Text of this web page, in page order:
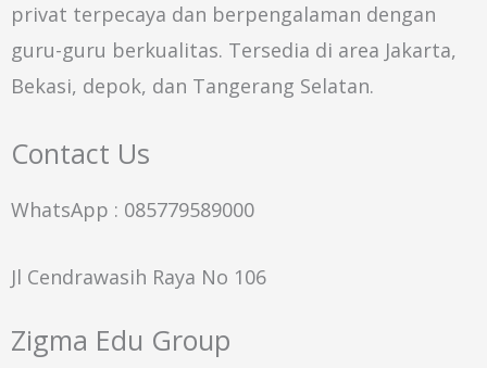
privat terpecaya dan berpengalaman dengan
guru-guru berkualitas. Tersedia di area Jakarta,
Bekasi, depok, dan Tangerang Selatan.
Contact Us
WhatsApp : 085779589000
Jl Cendrawasih Raya No 106
Zigma Edu Group